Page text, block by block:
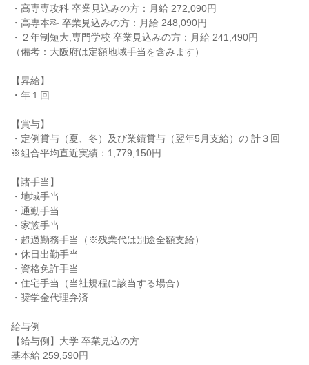
・高専専攻科 卒業見込みの方：月給 272,090円
・高専本科 卒業見込みの方：月給 248,090円
・２年制短大,専門学校 卒業見込みの方：月給 241,490円
（備考：大阪府は定額地域手当を含みます）
【昇給】
・年１回
【賞与】
・定例賞与（夏、冬）及び業績賞与（翌年5月支給）の 計３回
※組合平均直近実績：1,779,150円
【諸手当】
・地域手当
・通勤手当
・家族手当
・超過勤務手当（※残業代は別途全額支給）
・休日出勤手当
・資格免許手当
・住宅手当（当社規程に該当する場合）
・奨学金代理弁済
給与例
【給与例】大学 卒業見込の方
基本給 259,590円